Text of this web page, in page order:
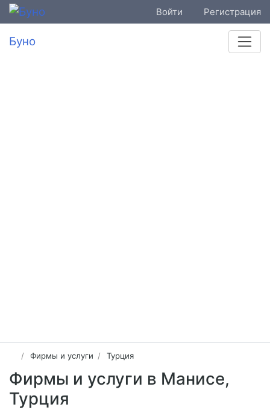
Войти Регистрация
Буно
Фирмы и услуги Турция
Фирмы и услуги в Манисе,
Турция